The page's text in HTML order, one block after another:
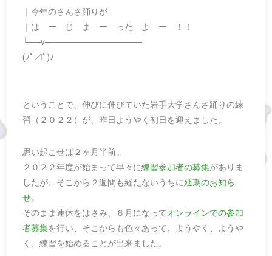
｜今年のさんさ踊りが
｜は ー じ ま ー った よ ー ！！
└──v────────────────
(ﾉﾟ⊿ﾟ)ﾉ
ということで、伸びに伸びていた岩手大学さんさ踊りの練
習（２０２２）が、昨日ようやく初日を迎えました。
思い起こせば２ヶ月半前。
２０２２年度が始まって早々に練習参加者の募集がありま
したが、そこから２週間も経たないうちに延期のお知ら
せ。
そのまま連休をはさみ、６月になってオンラインでの参加
者募集を行い、そこからも色々あって、ようやく、ようや
く、練習を始めることが出来ました。